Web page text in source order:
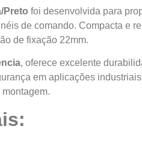
Preto foi desenvolvida para
de comando. Compacta e
de fixação 22mm.
, oferece excelente
em aplicações